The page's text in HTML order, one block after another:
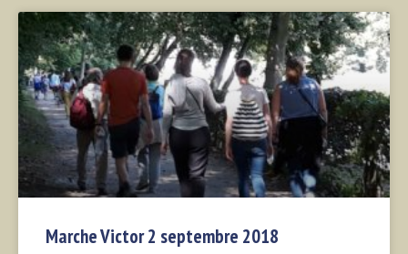
Marche Victor 2 septembre 2018